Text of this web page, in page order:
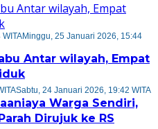
Minggu, 25 Januari 2026, 15:44
Antar wilayah, Empat
Sabtu, 24 Januari 2026, 19:42 WITA
Warga Sendiri,
Dirujuk ke RS